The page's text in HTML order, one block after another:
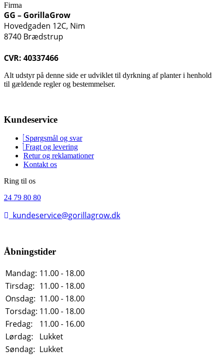
Firma
GG – GorillaGrow
Hovedgaden 12C, Nim
8740 Brædstrup
CVR: 40337466
Alt udstyr på denne side er udviklet til dyrkning af planter i henhold
til gældende regler og bestemmelser.
Kundeservice
Spørgsmål og svar
Fragt og levering
Retur og reklamationer
Kontakt os
Ring til os
24 79 80 80
kundeservice@gorillagrow.dk
Åbningstider
Mandag: 11.00 - 18.00
Tirsdag: 11.00 - 18.00
Onsdag: 11.00 - 18.00
Torsdag: 11.00 - 18.00
Fredag:
11.00 - 16.00
Lørdag:
Lukket
Søndag: Lukket